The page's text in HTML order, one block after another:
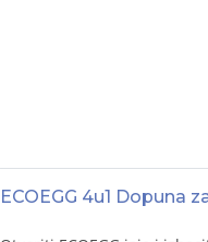
ECOEGG 4u1 Dopuna